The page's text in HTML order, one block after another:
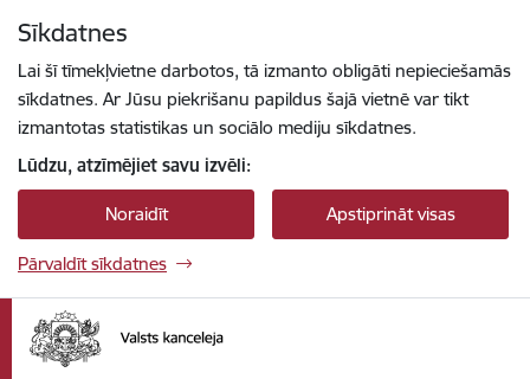
Sīkdatnes
Lai šī tīmekļvietne darbotos, tā izmanto obligāti nepieciešamās
sīkdatnes. Ar Jūsu piekrišanu papildus šajā vietnē var tikt
izmantotas statistikas un sociālo mediju sīkdatnes.
Lūdzu, atzīmējiet savu izvēli:
Noraidīt Apstiprināt visas
Pārvaldīt sīkdatnes